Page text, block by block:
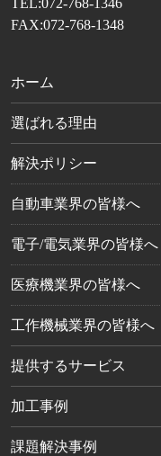
TEL:072-768-1346
FAX:072-768-1348
ホーム
選ばれる理由
解決ポリシー
自動車業界の皆様へ
電子/電気業界の皆様へ
医療機業界の皆様へ
工作機械業界の皆様へ
提供するサービス
加工事例
課題解決事例